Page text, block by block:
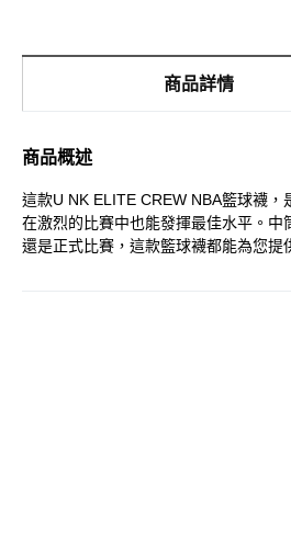
商品詳情
商品概述
這款U NK ELITE CREW NBA籃球襪
在激烈的比賽中也能發揮最佳水平。
還是正式比賽，這款籃球襪都能為您提